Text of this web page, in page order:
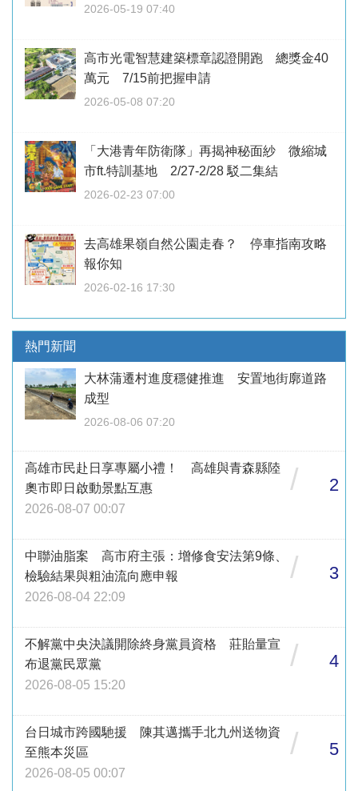
2026-05-19 07:40
高市光電智慧建築標章認證開跑 總獎金40
萬元 7/15前把握申請
2026-05-08 07:20
「大港青年防衛隊」再揭神秘面紗 微縮城
市ft.特訓基地 2/27-2/28 駁二集結
2026-02-23 07:00
去高雄果嶺自然公園走春？ 停車指南攻略
報你知
2026-02-16 17:30
熱門新聞
大林蒲遷村進度穩健推進 安置地街廓道路
成型
2026-08-06 07:20
高雄市民赴日享專屬小禮！ 高雄與青森縣陸
奧市即日啟動景點互惠
2026-08-07 00:07
/ 2
中聯油脂案 高市府主張：增修食安法第9條、
檢驗結果與粗油流向應申報
2026-08-04 22:09
/ 3
不解黨中央決議開除終身黨員資格 莊貽量宣
布退黨民眾黨
2026-08-05 15:20
/ 4
台日城市跨國馳援 陳其邁攜手北九州送物資
至熊本災區
2026-08-05 00:07
/ 5